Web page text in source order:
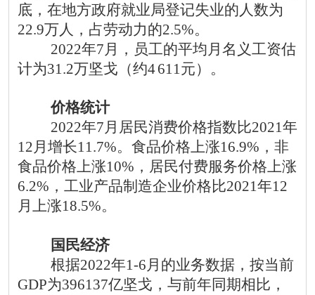
底，在地方政府就业局登记失业的人数为
22.9万人，占劳动力的2.5%。
2022年7月，员工的平均月名义工资估
计为31.2万坚戈（约4611元）。
价格统计
2022年7月居民消费价格指数比2021年
12月增长11.7%。食品价格上涨16.9%，非
食品价格上涨10%，居民付费服务价格上涨
6.2%，工业产品制造企业价格比2021年12
月上涨18.5%。
国民经济
根据2022年1-6月的业务数据，按当前
GDP为396137亿坚戈，与前年同期相比，